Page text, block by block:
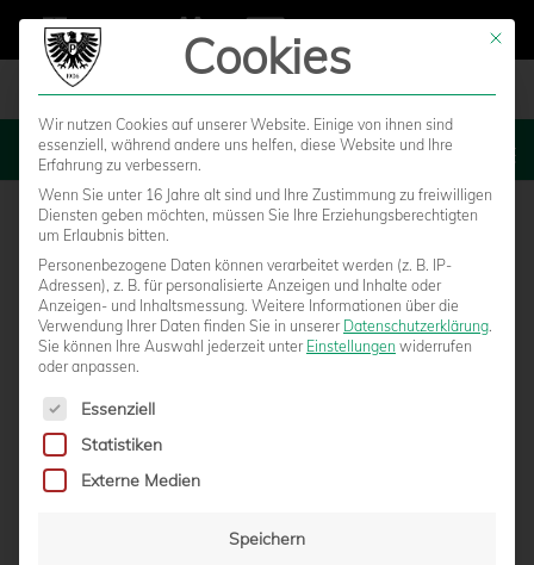
MENU
HEUTE IM LIVESTREAM: ALEMANNIA
Mit
Cookies
Wir nutzen Cookies auf unserer Website. Einige von ihnen sind
essenziell, während andere uns helfen, diese Website und Ihre
Erfahrung zu verbessern.
Wenn Sie unter 16 Jahre alt sind und Ihre Zustimmung zu freiwilligen
Diensten geben möchten, müssen Sie Ihre Erziehungsberechtigten
um Erlaubnis bitten.
Personenbezogene Daten können verarbeitet werden (z. B. IP-
Adressen), z. B. für personalisierte Anzeigen und Inhalte oder
Anzeigen- und Inhaltsmessung. Weitere Informationen über die
Verwendung Ihrer Daten finden Sie in unserer Datenschutzerklärung.
Sie können Ihre Auswahl jederzeit unter Einstellungen widerrufen
oder anpassen.
Es folgt eine Liste der Service-Gruppen, für die eine
Essenziell
Statistiken
Externe Medien
Speichern